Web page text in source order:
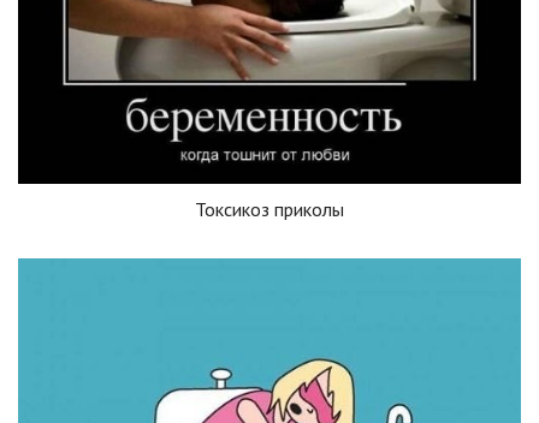
Токсикоз приколы